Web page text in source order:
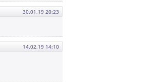
30.01.19 20:23
14.02.19 14:10